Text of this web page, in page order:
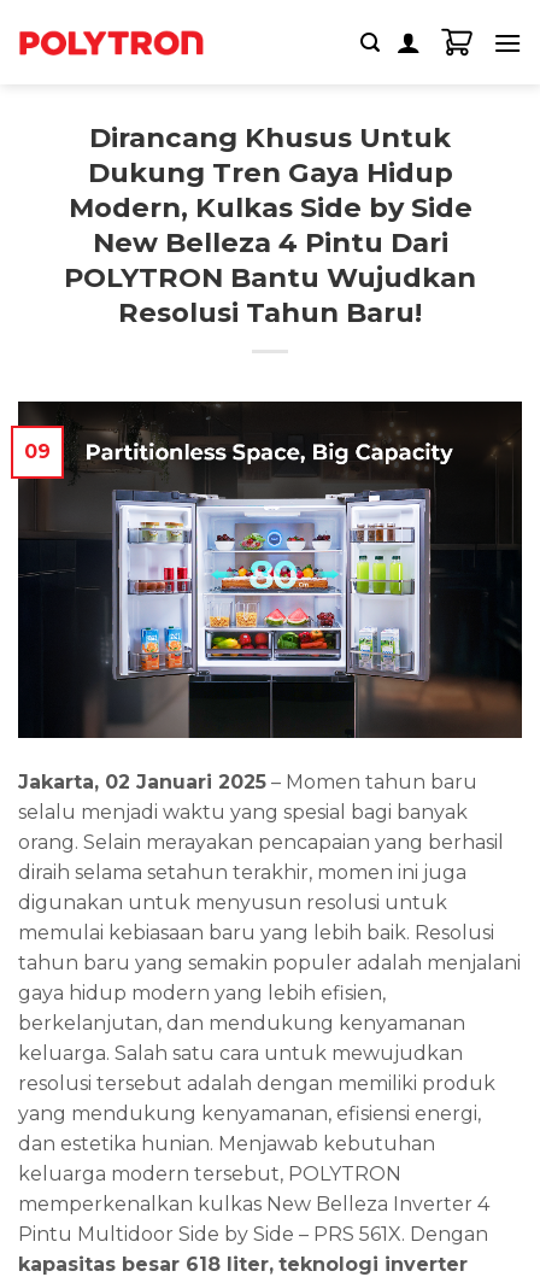
Dirancang Khusus Untuk
Dukung Tren Gaya Hidup
Modern, Kulkas Side by Side
New Belleza 4 Pintu Dari
POLYTRON Bantu Wujudkan
Resolusi Tahun Baru!
09
Jakarta, 02 Januari 2025 – Momen tahun baru
selalu menjadi waktu yang spesial bagi banyak
orang. Selain merayakan pencapaian yang berhasil
diraih selama setahun terakhir, momen ini juga
digunakan untuk menyusun resolusi untuk
memulai kebiasaan baru yang lebih baik. Resolusi
tahun baru yang semakin populer adalah menjalani
gaya hidup modern yang lebih efisien,
berkelanjutan, dan mendukung kenyamanan
keluarga. Salah satu cara untuk mewujudkan
resolusi tersebut adalah dengan memiliki produk
yang mendukung kenyamanan, efisiensi energi,
dan estetika hunian. Menjawab kebutuhan
keluarga modern tersebut, POLYTRON
memperkenalkan kulkas New Belleza Inverter 4
Pintu Multidoor Side by Side – PRS 561X. Dengan
kapasitas besar 618 liter, teknologi inverter